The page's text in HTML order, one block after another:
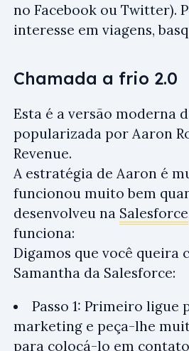
no Facebook ou Twitter).
interesse em viagens,
Chamada a frio 2.0
Esta é a versão moderna
popularizada por Aaron
Revenue.
A estratégia de Aaron é
funcionou muito bem
desenvolveu na Salesforce
funciona:
Digamos que você queira
Samantha da Salesforce:
Passo 1: Primeiro ligue
marketing e peça-lhe
para colocá-lo em